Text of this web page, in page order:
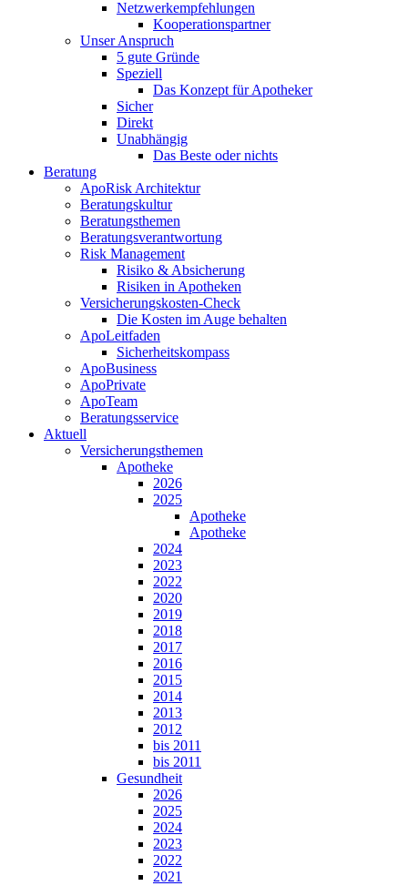
Netzwerkempfehlungen
Kooperationspartner
Unser Anspruch
5 gute Gründe
Speziell
Das Konzept für Apotheker
Sicher
Direkt
Unabhängig
Das Beste oder nichts
Beratung
ApoRisk Architektur
Beratungskultur
Beratungsthemen
Beratungsverantwortung
Risk Management
Risiko & Absicherung
Risiken in Apotheken
Versicherungskosten-Check
Die Kosten im Auge behalten
ApoLeitfaden
Sicherheitskompass
ApoBusiness
ApoPrivate
ApoTeam
Beratungsservice
Aktuell
Versicherungsthemen
Apotheke
2026
2025
Apotheke
Apotheke
2024
2023
2022
2020
2019
2018
2017
2016
2015
2014
2013
2012
bis 2011
bis 2011
Gesundheit
2026
2025
2024
2023
2022
2021